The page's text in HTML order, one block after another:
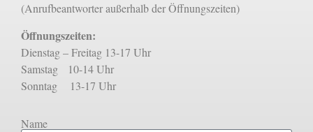
(Anrufbeantworter außerhalb der Öffnungszeiten)
Öffnungszeiten:
Dienstag – Freitag 13-17 Uhr
Samstag 10-14 Uhr
Sonntag 13-17 Uhr
Name